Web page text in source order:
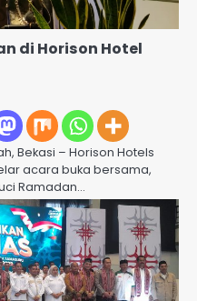
di Horison Hotel
Bekasi – Horison Hotels
acara buka bersama,
Ramadan…